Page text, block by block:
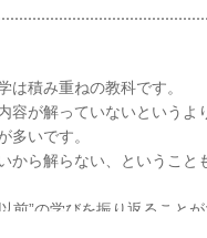
積み重ねの教科です。
容が解っていないというよ
多いです。
から解らない、ということ
前”の学びを振り返ること